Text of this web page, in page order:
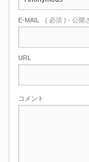
E-MAIL ( 必須 ) - 公開
URL
コメント